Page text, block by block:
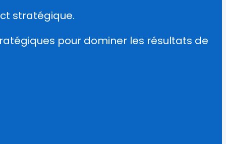
stratégique.
pour dominer les résultats de